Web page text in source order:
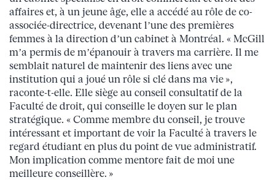
affaires et, à un jeune âge, elle a accédé au rôle de co-
associée-directrice, devenant l’une des premières
femmes à la direction d’un cabinet à Montréal. « McGill
m’a permis de m’épanouir à travers ma carrière. Il me
semblait naturel de maintenir des liens avec une
institution qui a joué un rôle si clé dans ma vie »,
raconte-t-elle. Elle siège au conseil consultatif de la
Faculté de droit, qui conseille le doyen sur le plan
stratégique. « Comme membre du conseil, je trouve
intéressant et important de voir la Faculté à travers le
regard étudiant en plus du point de vue administratif.
Mon implication comme mentore fait de moi une
meilleure conseillère. »